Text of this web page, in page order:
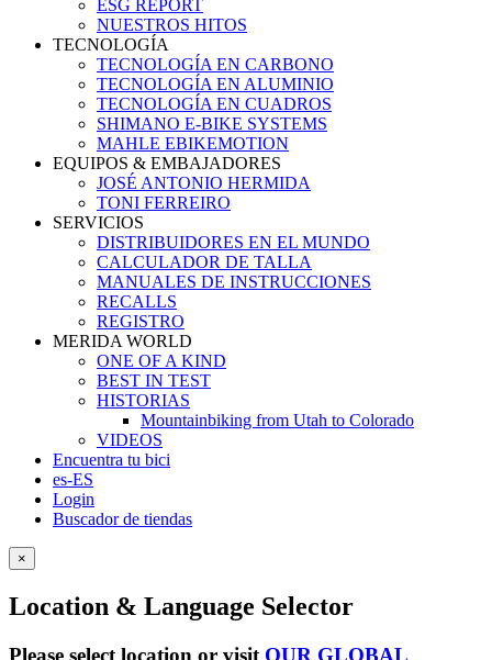
ESG REPORT
NUESTROS HITOS
TECNOLOGÍA
TECNOLOGÍA EN CARBONO
TECNOLOGÍA EN ALUMINIO
TECNOLOGÍA EN CUADROS
SHIMANO E-BIKE SYSTEMS
MAHLE EBIKEMOTION
EQUIPOS & EMBAJADORES
JOSÉ ANTONIO HERMIDA
TONI FERREIRO
SERVICIOS
DISTRIBUIDORES EN EL MUNDO
CALCULADOR DE TALLA
MANUALES DE INSTRUCCIONES
RECALLS
REGISTRO
MERIDA WORLD
ONE OF A KIND
BEST IN TEST
HISTORIAS
Mountainbiking from Utah to Colorado
VIDEOS
Encuentra tu bici
es-ES
Login
Buscador de tiendas
×
Location & Language Selector
Please select location or visit OUR GLOBAL